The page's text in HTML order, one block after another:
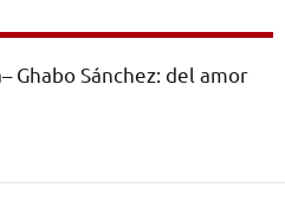
Ghabo Sánchez: del amor